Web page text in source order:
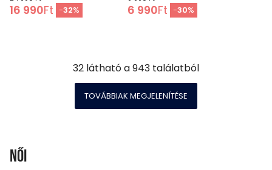
16 990Ft -32% 6 990Ft -30%
32 látható a943 találatból
TOVÁBBIAK MEGJELENÍTÉSE
Női